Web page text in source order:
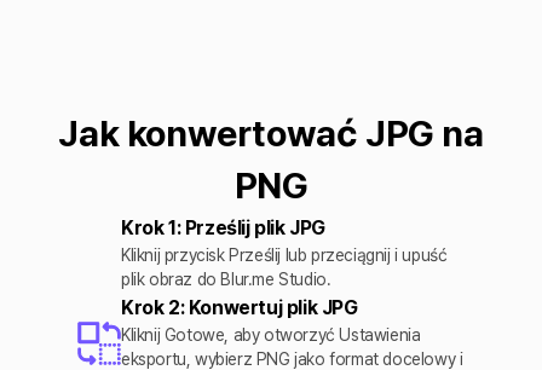
Jak konwertować JPG na
PNG
Krok 1: Prześlij plik JPG
Kliknij przycisk Prześlij lub przeciągnij i upuść
plik obraz do Blur.me Studio.
Krok 2: Konwertuj plik JPG
Kliknij Gotowe, aby otworzyć Ustawienia
eksportu, wybierz PNG jako format docelowy i